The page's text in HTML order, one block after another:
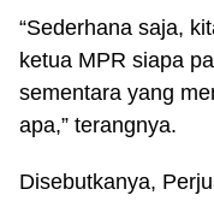
“Sederhana saja,
ketua MPR siapa
sementara yang
apa,” terangnya.
Disebutkanya,